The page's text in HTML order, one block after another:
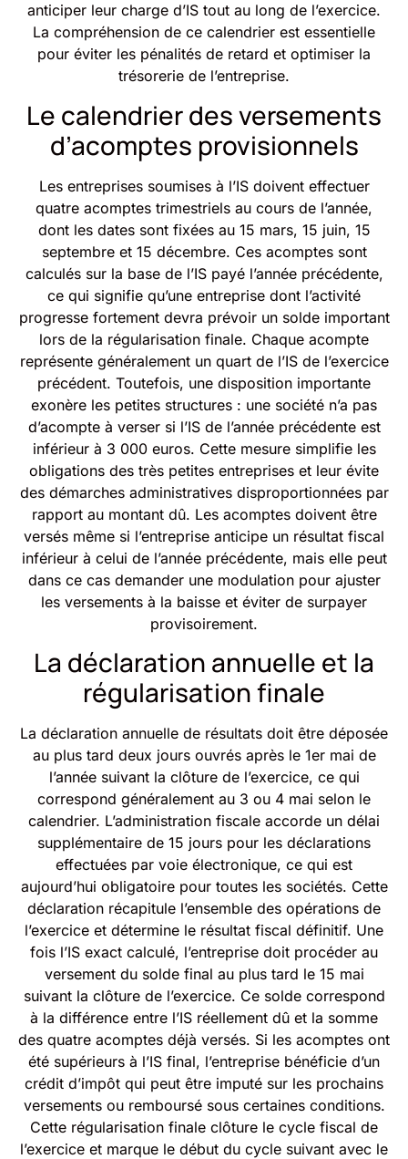
anticiper leur charge d’IS tout au long de l’exercice.
La compréhension de ce calendrier est essentielle
pour éviter les pénalités de retard et optimiser la
trésorerie de l’entreprise.
Le calendrier des versements
d’acomptes provisionnels
Les entreprises soumises à l’IS doivent effectuer
quatre acomptes trimestriels au cours de l’année,
dont les dates sont fixées au 15 mars, 15 juin, 15
septembre et 15 décembre. Ces acomptes sont
calculés sur la base de l’IS payé l’année précédente,
ce qui signifie qu’une entreprise dont l’activité
progresse fortement devra prévoir un solde important
lors de la régularisation finale. Chaque acompte
représente généralement un quart de l’IS de l’exercice
précédent. Toutefois, une disposition importante
exonère les petites structures : une société n’a pas
d’acompte à verser si l’IS de l’année précédente est
inférieur à 3 000 euros. Cette mesure simplifie les
obligations des très petites entreprises et leur évite
des démarches administratives disproportionnées par
rapport au montant dû. Les acomptes doivent être
versés même si l’entreprise anticipe un résultat fiscal
inférieur à celui de l’année précédente, mais elle peut
dans ce cas demander une modulation pour ajuster
les versements à la baisse et éviter de surpayer
provisoirement.
La déclaration annuelle et la
régularisation finale
La déclaration annuelle de résultats doit être déposée
au plus tard deux jours ouvrés après le 1er mai de
l’année suivant la clôture de l’exercice, ce qui
correspond généralement au 3 ou 4 mai selon le
calendrier. L’administration fiscale accorde un délai
supplémentaire de 15 jours pour les déclarations
effectuées par voie électronique, ce qui est
aujourd’hui obligatoire pour toutes les sociétés. Cette
déclaration récapitule l’ensemble des opérations de
l’exercice et détermine le résultat fiscal définitif. Une
fois l’IS exact calculé, l’entreprise doit procéder au
versement du solde final au plus tard le 15 mai
suivant la clôture de l’exercice. Ce solde correspond
à la différence entre l’IS réellement dû et la somme
des quatre acomptes déjà versés. Si les acomptes ont
été supérieurs à l’IS final, l’entreprise bénéficie d’un
crédit d’impôt qui peut être imputé sur les prochains
versements ou remboursé sous certaines conditions.
Cette régularisation finale clôture le cycle fiscal de
l’exercice et marque le début du cycle suivant avec le